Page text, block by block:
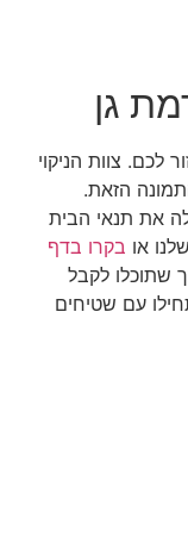
גן
לכם. צוות הניקוי
הזאת.
את תנאי הבית
שלנו או בקרו בדף
שתוכלו לקבל
עם שטיחים